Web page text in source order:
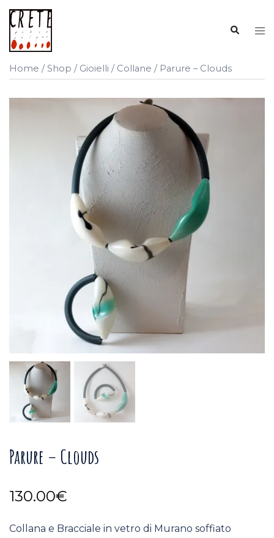
Vai
contenuto
Cerca
Home /Shop / Gioielli / Collane / Parure – Clouds
Parure – Clouds
130.00€
Collana e Bracciale in vetro di Murano soffiato